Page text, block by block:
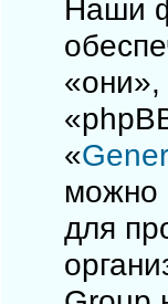
Наши
«
можно
для